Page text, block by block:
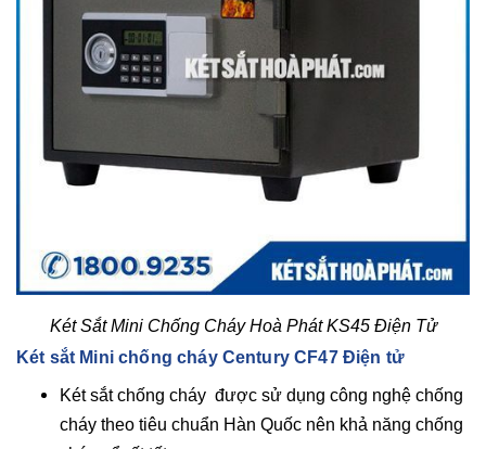
Két Sắt Mini Chống Cháy Hoà Phát KS45 Điện Tử
Két sắt Mini chống cháy Century CF47 Điện tử
Két sắt chống cháy được sử dụng công nghệ chống
cháy theo tiêu chuẩn Hàn Quốc nên khả năng chống